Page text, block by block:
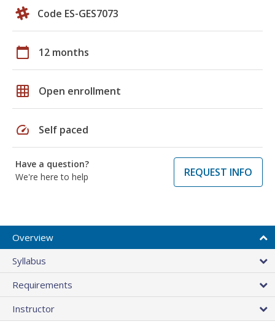
Code ES-GES7073
calendar_today 12 months
grid_on Open enrollment
speed Self paced
Have a question?
We're here to help
REQUEST INFO
Overview
Syllabus
Requirements
Instructor